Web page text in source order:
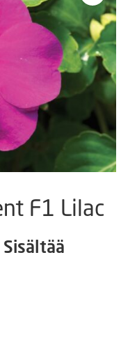
F1 Lilac
Hintaluokka:
Sisältää